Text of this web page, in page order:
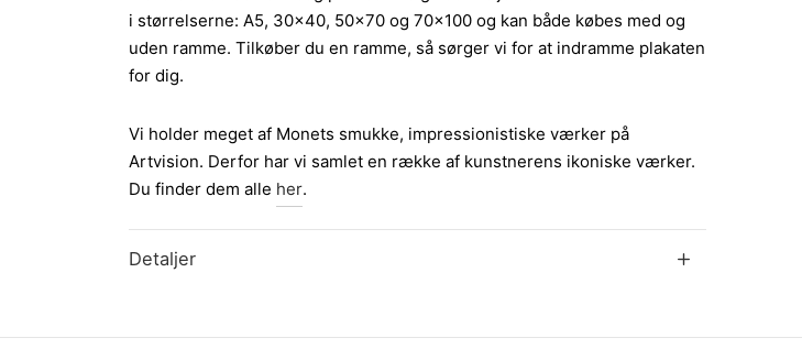
i størrelserne: A5, 30×40, 50×70 og 70×100 og kan både købes med og
uden ramme. Tilkøber du en ramme, så sørger vi for at indramme plakaten
for dig.
Vi holder meget af Monets smukke, impressionistiske værker på
Artvision. Derfor har vi samlet en række af kunstnerens ikoniske værker.
Du finder dem alle her.
Detaljer